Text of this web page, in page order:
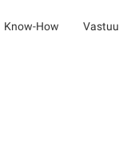
Know-How